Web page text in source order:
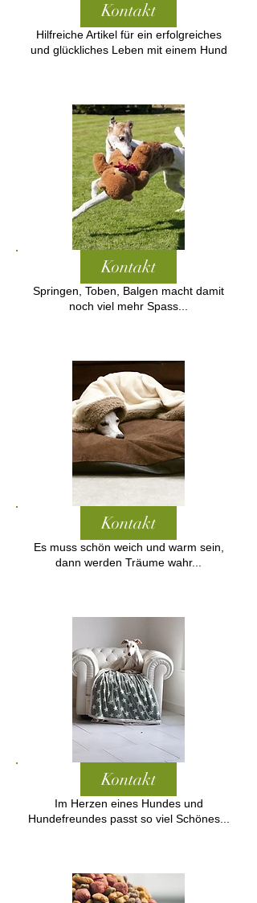
Kontakt
Hilfreiche Artikel für ein erfolgreiches
und glückliches Leben mit einem Hund
Kontakt
Springen, Toben, Balgen macht damit
noch viel mehr Spass...
Kontakt
Es muss schön weich und warm sein,
dann werden Träume wahr...
Kontakt
Im Herzen eines Hundes und
Hundefreundes passt so viel Schönes...